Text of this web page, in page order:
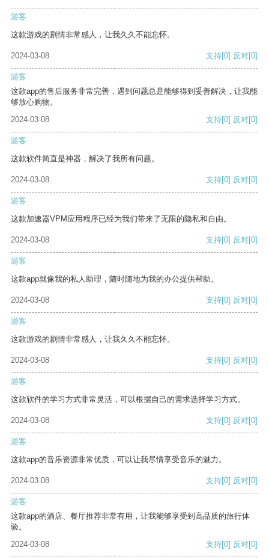
游客
这款游戏的剧情非常感人，让我久久不能忘怀。
2024-03-08 支持[0] 反对[0]
游客
这款app的售后服务非常完善，遇到问题总是能够得到妥善解决，让我能
够放心购物。
2024-03-08
支持[0] 反对[0]
游客
这款软件简直是神器，解决了我所有问题。
2024-03-08 支持[0] 反对[0]
游客
这款加速器VPM应用程序已经为我们带来了无限的隐私和自由。
2024-03-08 支持[0] 反对[0]
游客
这款app就像我的私人助理，随时随地为我的办公提供帮助。
2024-03-08 支持[0] 反对[0]
游客
这款游戏的剧情非常感人，让我久久不能忘怀。
2024-03-08 支持[0] 反对[0]
游客
这款软件的学习方式非常灵活，可以根据自己的需求选择学习方式。
2024-03-08 支持[0] 反对[0]
游客
这款app的音乐资源非常优质，可以让我尽情享受音乐的魅力。
2024-03-08 支持[0] 反对[0]
游客
这款app的酒店、餐厅推荐非常有用，让我能够享受到高品质的旅行体
验。
2024-03-08
支持[0] 反对[0]